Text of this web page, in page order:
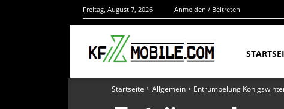
Freitag, August 7, 2026 Anmelden / Beitreten
Startseite Allgemein Entrümpelung